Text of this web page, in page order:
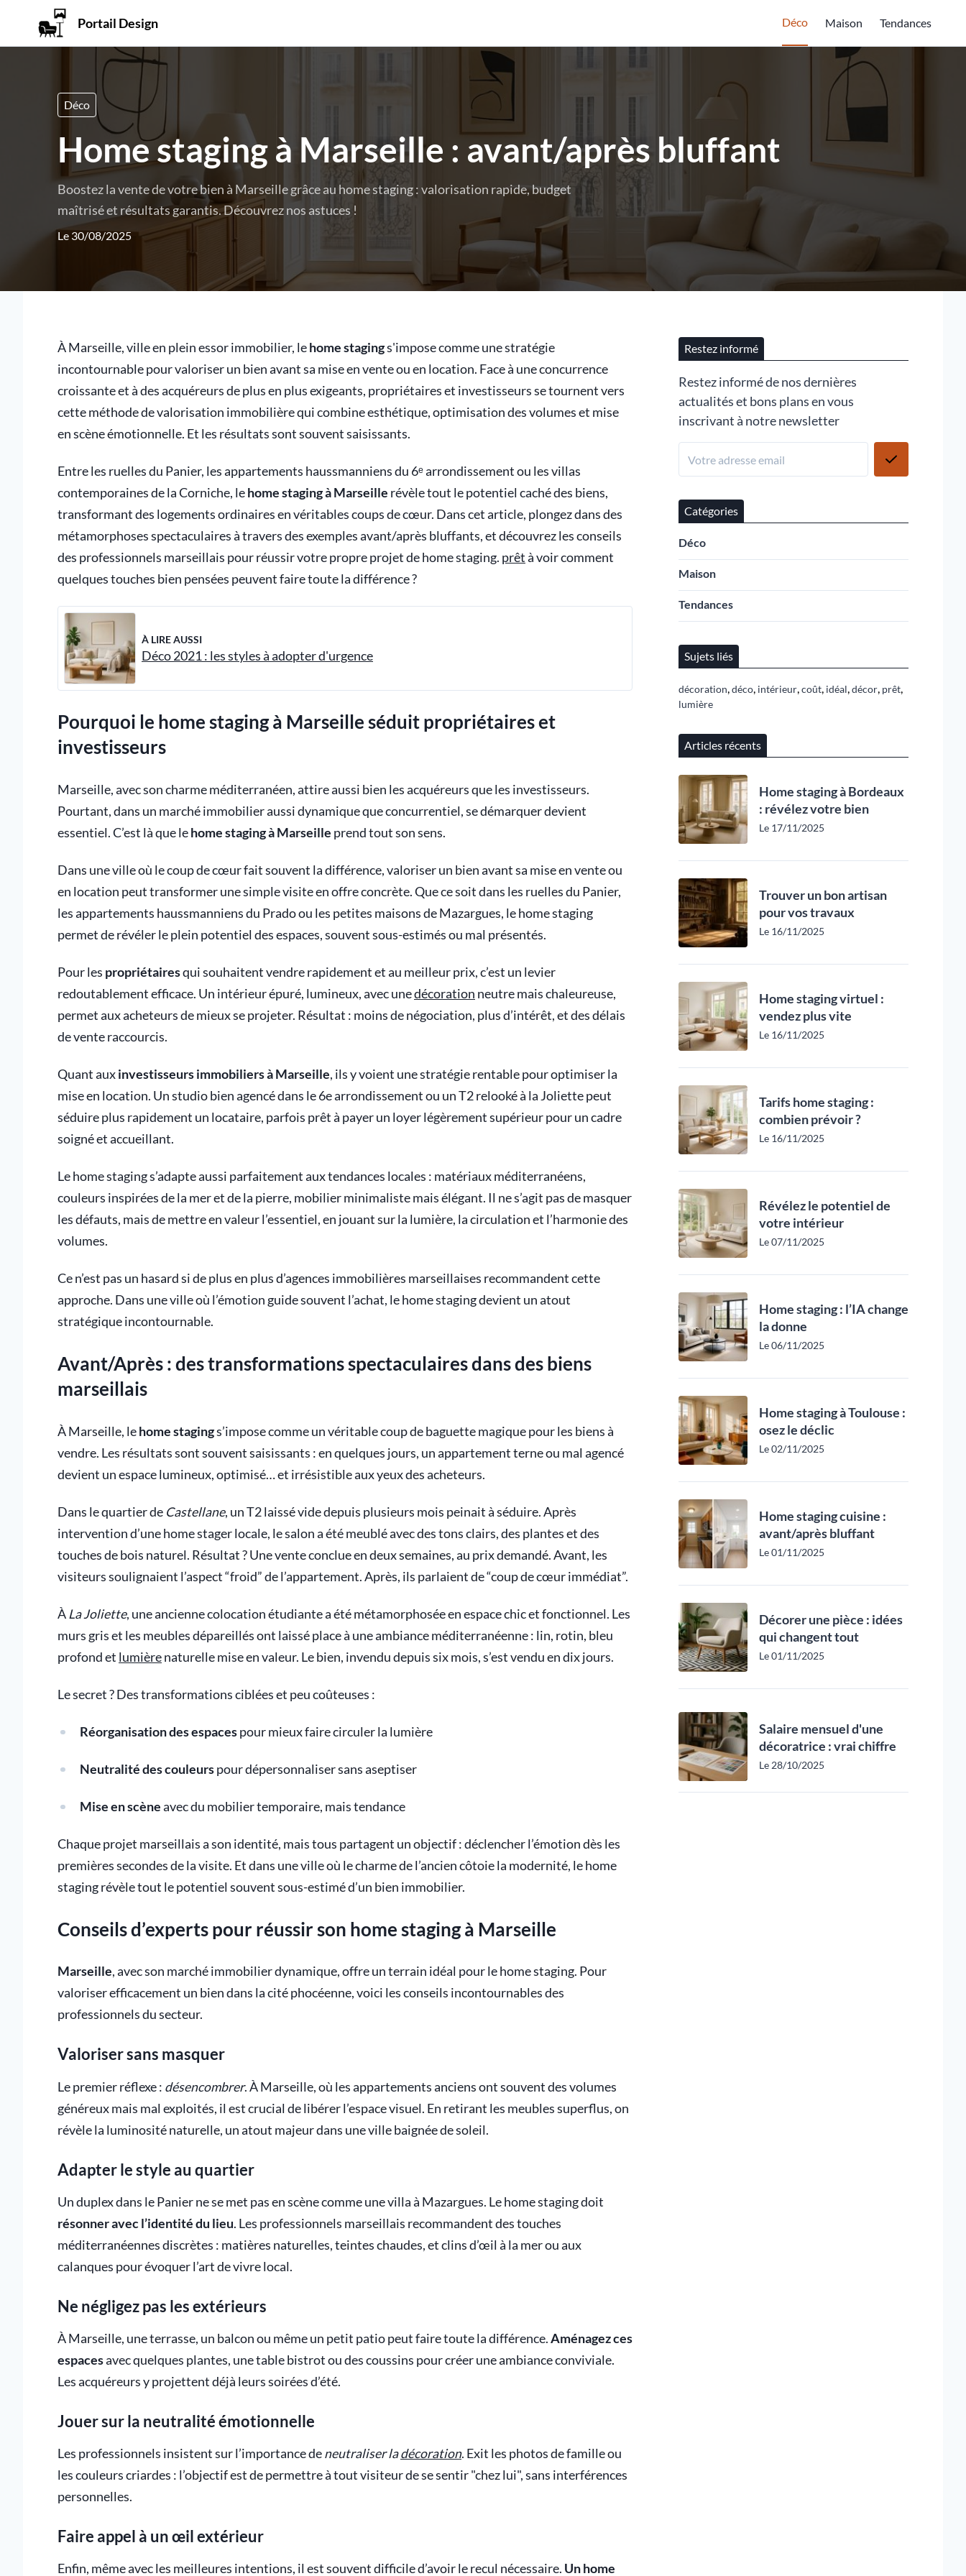
Portail Design Déco Maison Tendances
Déco
Home staging à Marseille : avant/après bluffant
Boostez la vente de votre bien à Marseille grâce au home staging : valorisation rapide, budget
maîtrisé et résultats garantis. Découvrez nos astuces !
Le 30/08/2025
À Marseille, ville en plein essor immobilier, lehome stagings'impose comme une stratégie
incontournable pour valoriser un bien avant sa mise en vente ou en location. Face à une concurrence
croissante et à des acquéreurs de plus en plus exigeants, propriétaires et investisseurs se tournent vers
cette méthode de valorisation immobilière qui combine esthétique, optimisation des volumes et mise
en scène émotionnelle. Et les résultats sont souvent saisissants.
Entre les ruelles du Panier, les appartements haussmanniens du 6ᵉ arrondissement ou les villas
contemporaines de la Corniche, lehome staging à Marseille révèle tout le potentiel caché des biens,
transformant des logements ordinaires en véritables coups de cœur. Dans cet article, plongez dans des
métamorphoses spectaculaires à travers des exemples avant/après bluffants, et découvrez les conseils
des professionnels marseillais pour réussir votre propre projet de home staging. prêtà voir comment
quelques touches bien pensées peuvent faire toute la différence ?
À LIRE AUSSI
Déco 2021 : les styles à adopter d'urgence
Pourquoi le home staging à Marseille séduit propriétaires et
investisseurs
Marseille, avec son charme méditerranéen, attire aussi bien les acquéreurs que les investisseurs.
Pourtant, dans un marché immobilier aussi dynamique que concurrentiel, se démarquer devient
essentiel. C’est là que lehome staging à Marseille prend tout son sens.
Dans une ville où le coup de cœur fait souvent la différence, valoriser un bien avant sa mise en vente ou
en location peut transformer une simple visite en offre concrète. Que ce soit dans les ruelles du Panier,
les appartements haussmanniens du Prado ou les petites maisons de Mazargues, le home staging
permet de révéler le plein potentiel des espaces, souvent sous-estimés ou mal présentés.
Pour les propriétairesqui souhaitent vendre rapidement et au meilleur prix, c’est un levier
redoutablement efficace. Un intérieur épuré, lumineux, avec unedécoration neutre mais chaleureuse,
permet aux acheteurs de mieux se projeter. Résultat : moins de négociation, plus d’intérêt, et des délais
de vente raccourcis.
Quant auxinvestisseurs immobiliers à Marseille, ils y voient une stratégie rentable pour optimiser la
mise en location. Un studio bien agencé dans le 6e arrondissement ou un T2 relooké à la Joliette peut
séduire plus rapidement un locataire, parfois prêt à payer un loyer légèrement supérieur pour un cadre
soigné et accueillant.
Le home staging s’adapte aussi parfaitement aux tendances locales : matériaux méditerranéens,
couleurs inspirées de la mer et de la pierre, mobilier minimaliste mais élégant. Il ne s’agit pas de masquer
les défauts, mais de mettre en valeur l’essentiel, en jouant sur la lumière, la circulation et l’harmonie des
volumes.
Ce n’est pas un hasard si de plus en plus d’agences immobilières marseillaises recommandent cette
approche. Dans une ville où l’émotion guide souvent l’achat, le home staging devient un atout
stratégique incontournable.
Avant/Après : des transformations spectaculaires dans des biens
marseillais
À Marseille, lehome stagings’impose comme un véritable coup de baguette magique pour les biens à
vendre. Les résultats sont souvent saisissants : en quelques jours, un appartement terne ou mal agencé
devient un espace lumineux, optimisé… et irrésistible aux yeux des acheteurs.
Dans le quartier de Castellane, un T2 laissé vide depuis plusieurs mois peinait à séduire. Après
intervention d’une home stager locale, le salon a été meublé avec des tons clairs, des plantes et des
touches de bois naturel. Résultat ? Une vente conclue en deux semaines, au prix demandé. Avant, les
visiteurs soulignaient l’aspect “froid” de l’appartement. Après, ils parlaient de “coup de cœur immédiat”.
À La Joliette, une ancienne colocation étudiante a été métamorphosée en espace chic et fonctionnel. Les
murs gris et les meubles dépareillés ont laissé place à une ambiance méditerranéenne : lin, rotin, bleu
profond et lumièrenaturelle mise en valeur. Le bien, invendu depuis six mois, s’est vendu en dix jours.
Le secret ? Des transformations ciblées et peu coûteuses :
Réorganisation des espacespour mieux faire circuler la lumière
Neutralité des couleurspour dépersonnaliser sans aseptiser
Mise en scèneavec du mobilier temporaire, mais tendance
Chaque projet marseillais a son identité, mais tous partagent un objectif : déclencher l’émotion dès les
premières secondes de la visite. Et dans une ville où le charme de l’ancien côtoie la modernité, le home
staging révèle tout le potentiel souvent sous-estimé d’un bien immobilier.
Conseils d’experts pour réussir son home staging à Marseille
Marseille, avec son marché immobilier dynamique, offre un terrain idéal pour le home staging. Pour
valoriser efficacement un bien dans la cité phocéenne, voici les conseils incontournables des
professionnels du secteur.
Valoriser sans masquer
Le premier réflexe : désencombrer. À Marseille, où les appartements anciens ont souvent des volumes
généreux mais mal exploités, il est crucial de libérer l’espace visuel. En retirant les meubles superflus, on
révèle la luminosité naturelle, un atout majeur dans une ville baignée de soleil.
Adapter le style au quartier
Un duplex dans le Panier ne se met pas en scène comme une villa à Mazargues. Le home staging doit
résonner avec l’identité du lieu. Les professionnels marseillais recommandent des touches
méditerranéennes discrètes : matières naturelles, teintes chaudes, et clins d’œil à la mer ou aux
calanques pour évoquer l’art de vivre local.
Ne négligez pas les extérieurs
À Marseille, une terrasse, un balcon ou même un petit patio peut faire toute la différence.Aménagez ces
espacesavec quelques plantes, une table bistrot ou des coussins pour créer une ambiance conviviale.
Les acquéreurs y projettent déjà leurs soirées d’été.
Jouer sur la neutralité émotionnelle
Les professionnels insistent sur l’importance deneutraliser ladécoration. Exit les photos de famille ou
les couleurs criardes : l’objectif est de permettre à tout visiteur de se sentir "chez lui", sans interférences
personnelles.
Faire appel à un œil extérieur
Enfin, même avec les meilleures intentions, il est souvent difficile d’avoir le recul nécessaire. Un home
Restez informé
Restez informé de nos dernières
actualités et bons plans en vous
inscrivant à notre newsletter
Catégories
Déco
Maison
Tendances
Sujets liés
décoration,déco, intérieur,coût, idéal,décor, prêt,
lumière
Articles récents
Home staging à Bordeaux
: révélez votre bien
Le 17/11/2025
Trouver un bon artisan
pour vos travaux
Le 16/11/2025
Home staging virtuel :
vendez plus vite
Le 16/11/2025
Tarifs home staging :
combien prévoir ?
Le 16/11/2025
Révélez le potentiel de
votre intérieur
Le 07/11/2025
Home staging : l’IA change
la donne
Le 06/11/2025
Home staging à Toulouse :
osez le déclic
Le 02/11/2025
Home staging cuisine :
avant/après bluffant
Le 01/11/2025
Décorer une pièce : idées
qui changent tout
Le 01/11/2025
Salaire mensuel d'une
décoratrice : vrai chiffre
Le 28/10/2025